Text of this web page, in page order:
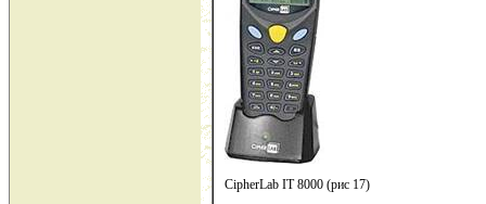
CipherLab IT 8000 (рис 17)